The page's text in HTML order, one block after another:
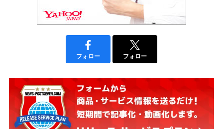
フォロー フォロー